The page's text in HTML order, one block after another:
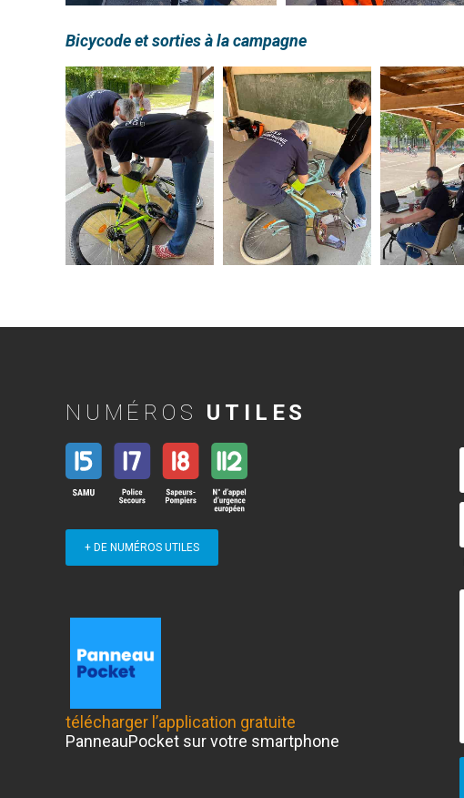
Bicycode et sorties à la campagne
NUMÉROS UTILES
+ DE NUMÉROS UTILES
télécharger l’application gratuite
PanneauPocket sur votre smartphone